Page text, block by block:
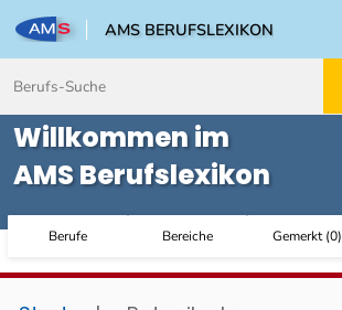
AMS BERUFSLEXIKON
Willkommen im
AMS Berufslexikon
Berufe Bereiche Gemerkt(0)